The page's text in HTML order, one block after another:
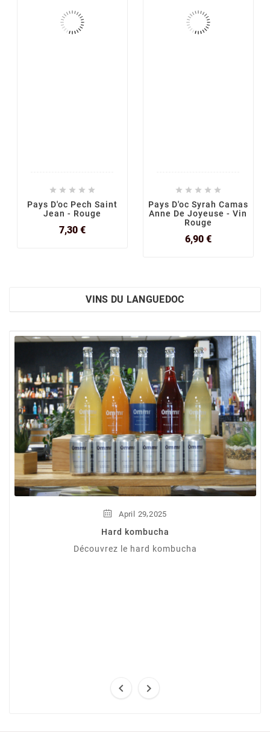
    
Pays D'oc Pech Saint
Jean - Rouge
7,30 €Prix
    
Pays D'oc Syrah Camas
Anne De Joyeuse - Vin
Rouge
6,90 €Prix
VINS DU LANGUEDOC
April 29,2025
Hard kombucha
Découvrez le hard kombucha
 